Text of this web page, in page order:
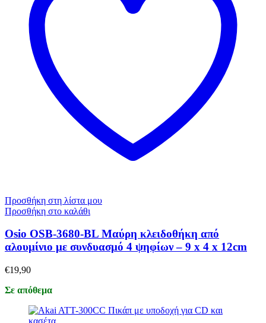
Προσθήκη στη λίστα μου
Προσθήκη στο καλάθι
Οsio OSB-3680-BL Μαύρη κλειδοθήκη από
αλουμίνιο με συνδυασμό 4 ψηφίων – 9 x 4 x 12cm
€19,90
Σε απόθεμα